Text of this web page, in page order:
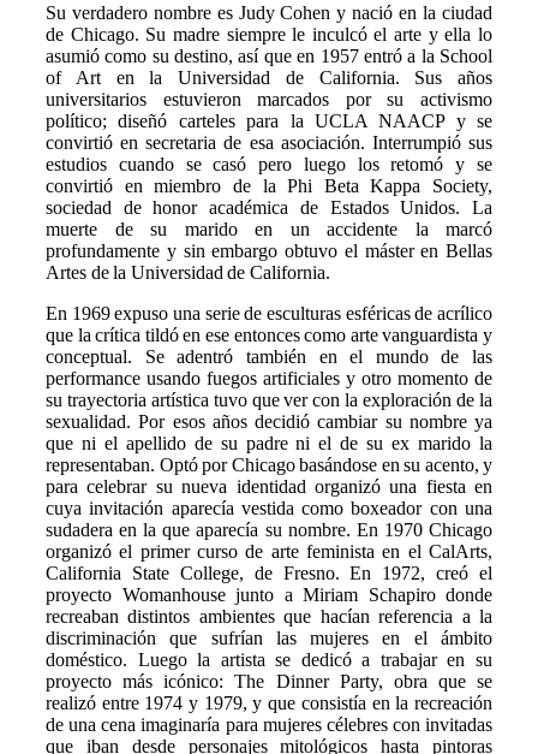
Su verdadero nombre es Judy Cohen y nació en la ciudad
de Chicago. Su madre siempre le inculcó el arte y ella lo
asumió como su destino, así que en 1957 entró a la School
of Art en la Universidad de California. Sus años
universitarios estuvieron marcados por su activismo
político; diseñó carteles para la UCLA NAACP y se
convirtió en secretaria de esa asociación. Interrumpió sus
estudios cuando se casó pero luego los retomó y se
convirtió en miembro de la Phi Beta Kappa Society,
sociedad de honor académica de Estados Unidos. La
muerte de su marido en un accidente la marcó
profundamente y sin embargo obtuvo el máster en Bellas
Artes de la Universidad de California.
En 1969 expuso una serie de esculturas esféricas de acrílico
que la crítica tildó en ese entonces como arte vanguardista y
conceptual. Se adentró también en el mundo de las
performance usando fuegos artificiales y otro momento de
su trayectoria artística tuvo que ver con la exploración de la
sexualidad. Por esos años decidió cambiar su nombre ya
que ni el apellido de su padre ni el de su ex marido la
representaban. Optó por Chicago basándose en su acento, y
para celebrar su nueva identidad organizó una fiesta en
cuya invitación aparecía vestida como boxeador con una
sudadera en la que aparecía su nombre. En 1970 Chicago
organizó el primer curso de arte feminista en el CalArts,
California State College, de Fresno. En 1972, creó el
proyecto Womanhouse junto a Miriam Schapiro donde
recreaban distintos ambientes que hacían referencia a la
discriminación que sufrían las mujeres en el ámbito
doméstico. Luego la artista se dedicó a trabajar en su
proyecto más icónico: The Dinner Party, obra que se
realizó entre 1974 y 1979, y que consistía en la recreación
de una cena imaginaría para mujeres célebres con invitadas
que iban desde personajes mitológicos hasta pintoras